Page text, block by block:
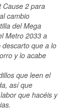
Cause 2 para
cambio
del Mega
Metro 2033 a
que a lo
y lo acabe
que leen el
así que
que hacéis y